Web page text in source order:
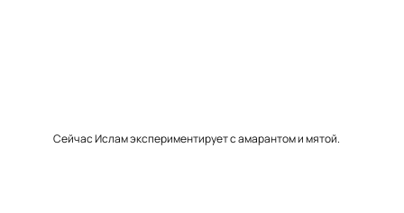
Сейчас Ислам экспериментирует с амарантом и мятой.